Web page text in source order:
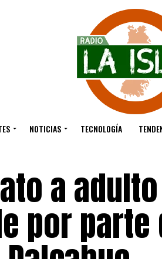
NOTICIAS TECNOLOGÍA
a
por parte